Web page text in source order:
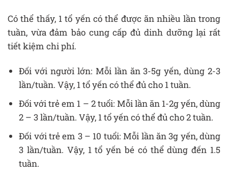
Có thể thấy, 1 tổ yến có thể được ăn nhiều lần trong
tuần, vừa đảm bảo cung cấp đủ dinh dưỡng lại rất
tiết kiệm chi phí.
Đối với người lớn: Mỗi lần ăn 3-5g yến, dùng 2-3
lần/tuần. Vậy, 1 tổ yến có thể đủ cho 1 tuần.
Đối với trẻ em 1 – 2 tuổi: Mỗi lần ăn 1-2g yến, dùng
2 – 3 lần/tuần. Vậy, 1 tổ yến có thể đủ cho 2 tuần.
Đối với trẻ em 3 – 10 tuổi: Mỗi lần ăn 3g yến, dùng
3 lần/tuần. Vậy, 1 tổ yến bé có thể dùng đến 1.5
tuần.